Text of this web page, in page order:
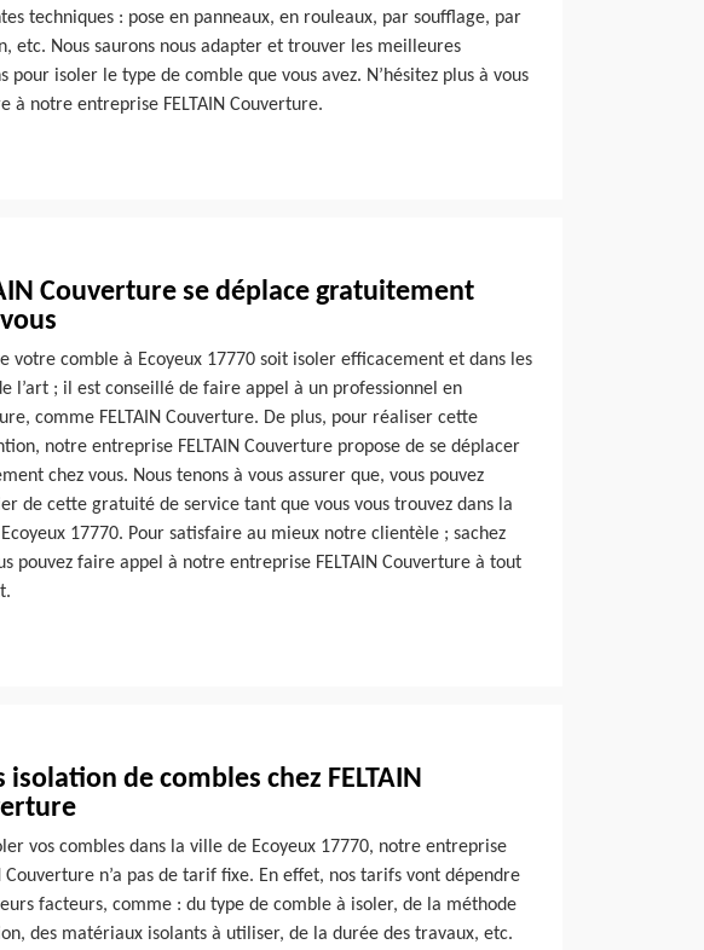
techniques : pose en panneaux, en rouleaux, par soufflage, par
etc. Nous saurons nous adapter et trouver les meilleures
pour isoler le type de comble que vous avez. N’hésitez plus à vous
à notre entreprise FELTAIN Couverture.
Couverture se déplace gratuitement
votre comble à Ecoyeux 17770 soit isoler efficacement et dans les
l’art ; il est conseillé de faire appel à un professionnel en
comme FELTAIN Couverture. De plus, pour réaliser cette
notre entreprise FELTAIN Couverture propose de se déplacer
chez vous. Nous tenons à vous assurer que, vous pouvez
de cette gratuité de service tant que vous vous trouvez dans la
17770. Pour satisfaire au mieux notre clientèle ; sachez
pouvez faire appel à notre entreprise FELTAIN Couverture à tout
isolation de combles chez FELTAIN
vos combles dans la ville de Ecoyeux 17770, notre entreprise
Couverture n’a pas de tarif fixe. En effet, nos tarifs vont dépendre
facteurs, comme : du type de comble à isoler, de la méthode
des matériaux isolants à utiliser, de la durée des travaux, etc.